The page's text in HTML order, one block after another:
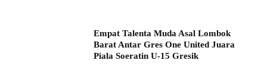
Empat Talenta Muda Asal Lombok
Barat Antar Gres One United Juara
Piala Soeratin U-15 Gresik